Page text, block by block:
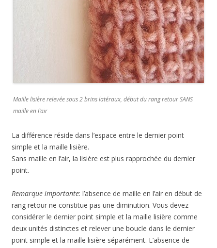
Maille lisière relevée sous 2 brins latéraux, début du rang retour SANS
maille en l’air
La différence réside dans l’espace entre le dernier point
simple et la maille lisière.
Sans maille en l’air, la lisière est plus rapprochée du dernier
point.
Remarque importante: l’absence de maille en l’air en début de
rang retour ne constitue pas une diminution. Vous devez
considérer le dernier point simple et la maille lisière comme
deux unités distinctes et relever une boucle dans le dernier
point simple et la maille lisière séparément. L’absence de